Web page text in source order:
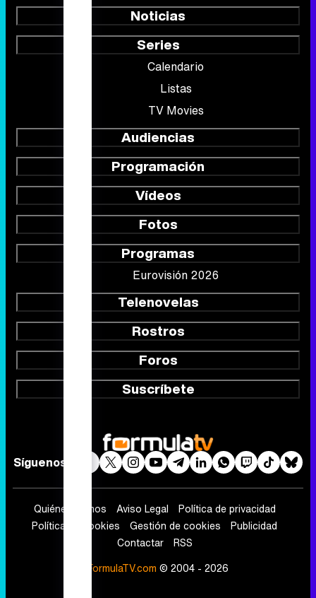
Noticias
Series
Calendario
Listas
TV Movies
Audiencias
Programación
Vídeos
Fotos
Programas
Eurovisión 2026
Telenovelas
Rostros
Foros
Suscríbete
Síguenos
Quiénes somos Aviso Legal
Política de privacidad
Política de cookies
Gestión de cookies
Publicidad
Contactar
RSS
FormulaTV.com © 2004 - 2026